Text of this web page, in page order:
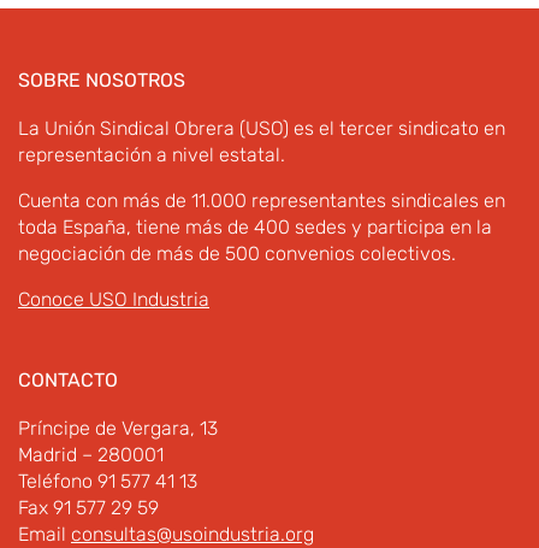
SOBRE NOSOTROS
La Unión Sindical Obrera (USO) es el tercer sindicato en
representación a nivel estatal.
Cuenta con más de 11.000 representantes sindicales en
toda España, tiene más de 400 sedes y participa en la
negociación de más de 500 convenios colectivos.
Conoce USO Industria
CONTACTO
Príncipe de Vergara, 13
Madrid – 280001
Teléfono 91 577 41 13
Fax 91 577 29 59
Email consultas@usoindustria.org